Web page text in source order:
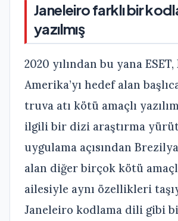
Janeleiro farklı bir
yazılmış
2020 yılından bu yana
Amerika’yı hedef alan
truva atı kötü amaçlı
ilgili bir dizi araştırma
uygulama açısından
alan diğer birçok kötü
ailesiyle aynı özellikleri
Janeleiro kodlama dili gibi